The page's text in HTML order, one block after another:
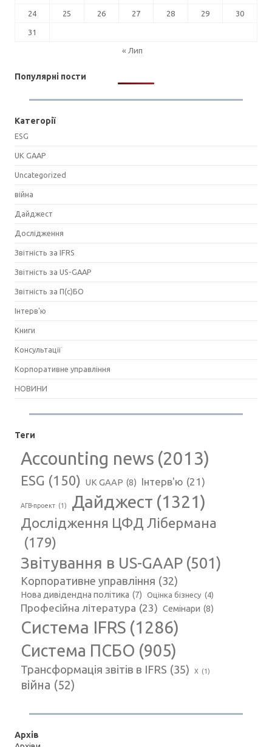
24 25 26 27 28 29 30
31
« Лип
Популярні пости
Категорії
ESG
UK GAAP
Uncategorized
війна
Дайджест
Дослідження
Звітність за IFRS
Звітність за US-GAAP
Звітність за П(с)БО
Інтерв'ю
Книги
Консультації
Корпоративне управління
НОВИНИ
Теги
Accounting news (2013)
ESG (150) UK GAAP (8) Інтерв'ю (21)
АГВ-проект (1) Дайджест (1321)
Дослідження ЦФД Лібермана
(179)
Звітування в US-GAAP (501)
Корпоративне управління (32)
Нова дивідендна політика (7) Оцінка бізнесу (4)
Професійна література (23) Семінари (8)
Система IFRS (1286)
Система ПСБО (905)
Трансформація звітів в IFRS (35) Х (1)
війна (52)
Архів